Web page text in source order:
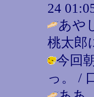
24
あや
桃太郎
今回
っ。 /